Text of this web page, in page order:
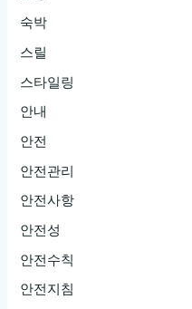
숙박
스릴
스타일링
안내
안전
안전관리
안전사항
안전성
안전수칙
안전지침